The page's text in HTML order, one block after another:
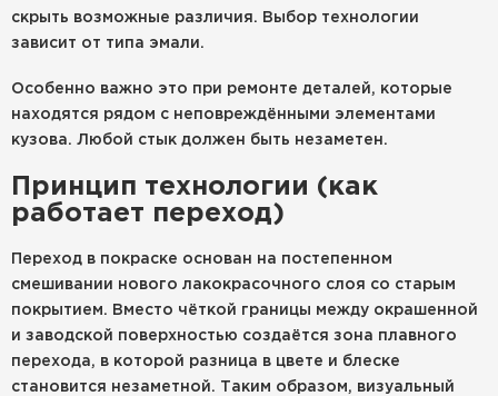
скрыть возможные различия. Выбор технологии
зависит от типа эмали.
Особенно важно это при ремонте деталей, которые
находятся рядом с неповреждёнными элементами
кузова. Любой стык должен быть незаметен.
Принцип технологии (как
работает переход)
Переход в покраске основан на постепенном
смешивании нового лакокрасочного слоя со старым
покрытием. Вместо чёткой границы между окрашенной
и заводской поверхностью создаётся зона плавного
перехода, в которой разница в цвете и блеске
становится незаметной. Таким образом, визуальный